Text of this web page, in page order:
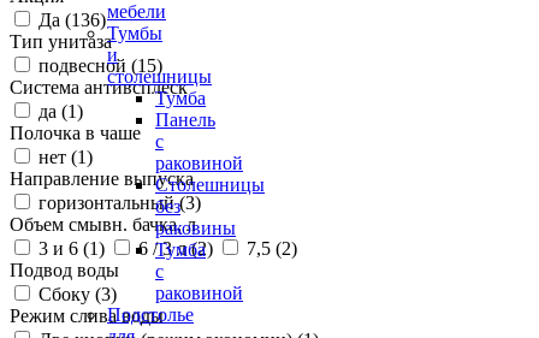
мебели
Тумбы
и
столешницы
Тумба
Панель
с
раковиной
Столешницы
без
раковины
Тумба
с
раковиной
Подстолье
Да (136)
Тип унитаза
подвесной (15)
Система антивсплеск
да (1)
Полочка в чаше
нет (1)
Направление выпуска
горизонтальный (3)
Объем смывн. бачка, л
3 и 6 (1) 6 / 3 л (2) 7,5 (2)
Подвод воды
Сбоку (3)
Режим слива воды